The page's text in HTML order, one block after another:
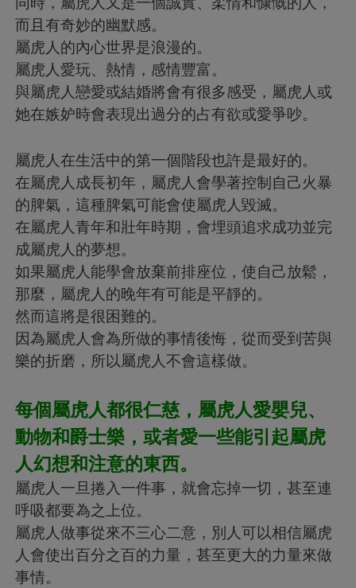
而且有奇妙的幽默感。
屬虎人的內心世界是浪漫的。
屬虎人愛玩、熱情，感情豐富。
與屬虎人戀愛或結婚將會有很多感受，屬虎人或
她在嫉妒時會表現出過分的占有欲或愛爭吵。
屬虎人在生活中的第一個階段也許是最好的。
在屬虎人成長初年，屬虎人會學著控制自己火暴
的脾氣，這種脾氣可能會使屬虎人毀滅。
在屬虎人青年和壯年時期，會埋頭追求成功並完
成屬虎人的夢想。
如果屬虎人能學會放棄前排座位，使自己放鬆，
那麼，屬虎人的晚年有可能是平靜的。
然而這將是很困難的。
因為屬虎人會為所做的事情後悔，從而受到苦與
樂的折磨，所以屬虎人不會這樣做。
每個屬虎人都很仁慈，屬虎人愛嬰兒、
動物和爵士樂，或者愛一些能引起屬虎
人幻想和注意的東西。
屬虎人一旦捲入一件事，就會忘掉一切，甚至連
呼吸都要為之上位。
屬虎人做事從來不三心二意，別人可以相信屬虎
人會使出百分之百的力量，甚至更大的力量來做
事情。